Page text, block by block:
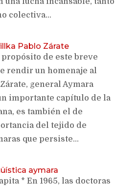
colectiva...
Pablo Zárate
de este breve
rendir un homenaje al
general Aymara
importante capítulo de la
es también el de
del tejido de
que persiste...
aymara
* En 1965, las doctoras